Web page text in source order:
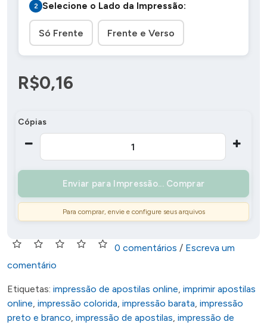
Selecione o Lado da Impressão:
Só Frente Frente e Verso
R$0,16
Cópias
Comprar
Para comprar, envie e configure seus arquivos
0 comentários / Escreva um
comentário
Etiquetas: impressão de apostilas online, imprimir apostilas
online, impressão colorida, impressão barata, impressão
preto e branco, impressão de apostilas, impressão de